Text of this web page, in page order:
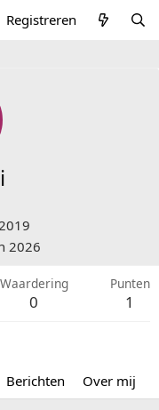
Registreren
2026
Waardering
0
Punten
1
Berichten Over mij